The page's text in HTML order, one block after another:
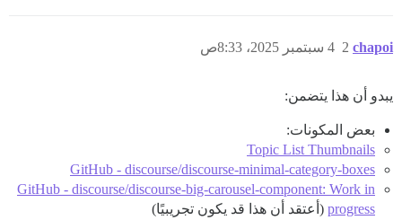
chapoi 4 سبتمبر 2025، 8:33ص 2
يبدو أن هذا يتضمن:
بعض المكونات:
Topic List Thumbnails
GitHub - discourse/discourse-minimal-category-boxes
GitHub - discourse/discourse-big-carousel-component: Work in
progress (أعتقد أن هذا قد يكون تجريبيًا)